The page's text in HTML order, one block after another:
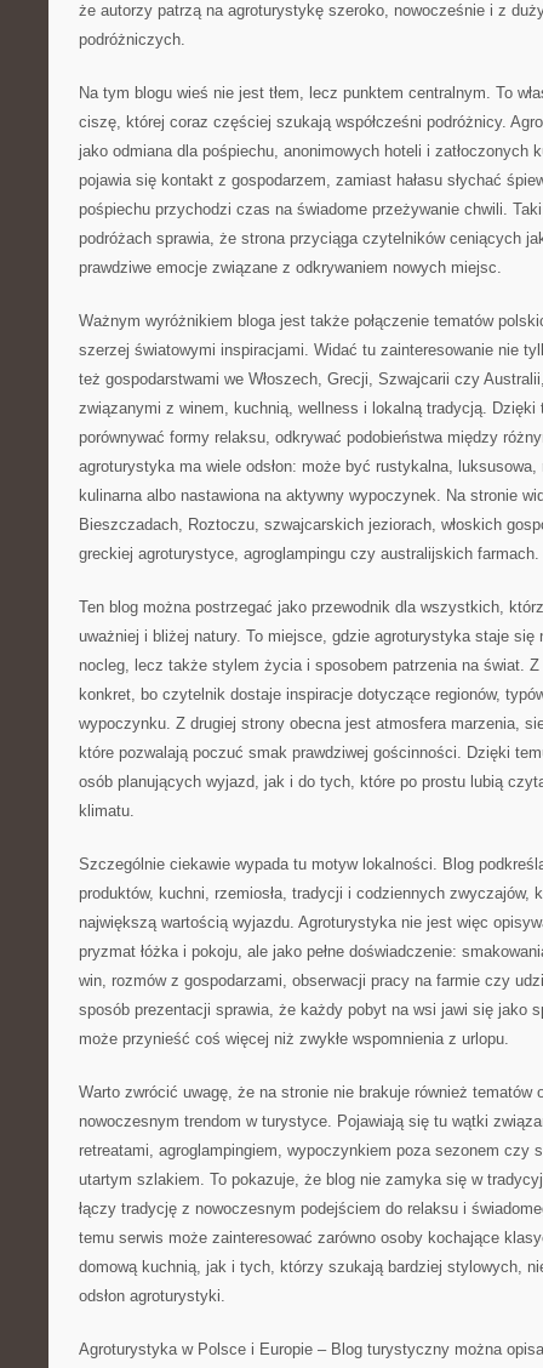
że autorzy patrzą na agroturystykę szeroko, nowocześnie i z
podróżniczych.
Na tym blogu wieś nie jest tłem, lecz punktem centralnym. To
ciszę, której coraz częściej szukają współcześni podróżnicy.
jako odmiana dla pośpiechu, anonimowych hoteli i zatłoczonych
pojawia się kontakt z gospodarzem, zamiast hałasu słychać
pośpiechu przychodzi czas na świadome przeżywanie chwili.
podróżach sprawia, że strona przyciąga czytelników ceniących
prawdziwe emocje związane z odkrywaniem nowych miejsc.
Ważnym wyróżnikiem bloga jest także połączenie tematów
szerzej światowymi inspiracjami. Widać tu zainteresowanie nie
też gospodarstwami we Włoszech, Grecji, Szwajcarii czy
związanymi z winem, kuchnią, wellness i lokalną tradycją.
porównywać formy relaksu, odkrywać podobieństwa między
agroturystyka ma wiele odsłon: może być rustykalna,
kulinarna albo nastawiona na aktywny wypoczynek. Na stronie
Bieszczadach, Roztoczu, szwajcarskich jeziorach, włoskich
greckiej agroturystyce, agroglampingu czy australijskich farmach.
Ten blog można postrzegać jako przewodnik dla wszystkich,
uważniej i bliżej natury. To miejsce, gdzie agroturystyka staje się
nocleg, lecz także stylem życia i sposobem patrzenia na świat.
konkret, bo czytelnik dostaje inspiracje dotyczące regionów,
wypoczynku. Z drugiej strony obecna jest atmosfera marzenia,
które pozwalają poczuć smak prawdziwej gościnności. Dzięki
osób planujących wyjazd, jak i do tych, które po prostu lubią
klimatu.
Szczególnie ciekawie wypada tu motyw lokalności. Blog
produktów, kuchni, rzemiosła, tradycji i codziennych zwyczajów,
największą wartością wyjazdu. Agroturystyka nie jest więc
pryzmat łóżka i pokoju, ale jako pełne doświadczenie:
win, rozmów z gospodarzami, obserwacji pracy na farmie czy
sposób prezentacji sprawia, że każdy pobyt na wsi jawi się jako
może przynieść coś więcej niż zwykłe wspomnienia z urlopu.
Warto zwrócić uwagę, że na stronie nie brakuje również tematów
nowoczesnym trendom w turystyce. Pojawiają się tu wątki
retreatami, agroglampingiem, wypoczynkiem poza sezonem czy
utartym szlakiem. To pokazuje, że blog nie zamyka się w
łączy tradycję z nowoczesnym podejściem do relaksu i
temu serwis może zainteresować zarówno osoby kochające
domową kuchnią, jak i tych, którzy szukają bardziej stylowych,
odsłon agroturystyki.
Agroturystyka w Polsce i Europie – Blog turystyczny można